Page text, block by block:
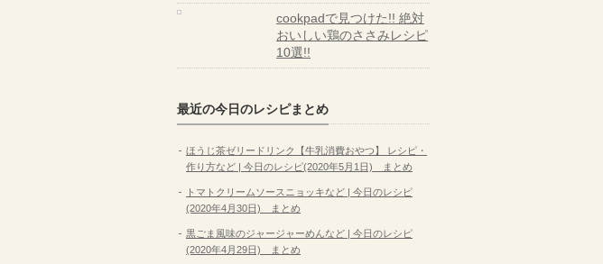
cookpadで見つけた!! 絶対
おいしい鶏のささみレシピ
10選!!
最近の今日のレシピまとめ
ほうじ茶ゼリードリンク【牛乳消費おやつ】 レシピ・
作り方など | 今日のレシピ(2020年5月1日) まとめ
トマトクリームソースニョッキなど | 今日のレシピ
(2020年4月30日) まとめ
黒ごま風味のジャージャーめんなど | 今日のレシピ
(2020年4月29日) まとめ